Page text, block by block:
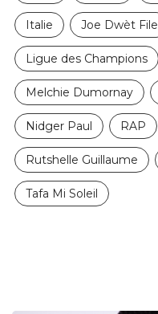
Italie Joe Dwèt File
Ligue des Champions
Melchie Dumornay
Nidger Paul RAP
Rutshelle Guillaume
Tafa Mi Soleil